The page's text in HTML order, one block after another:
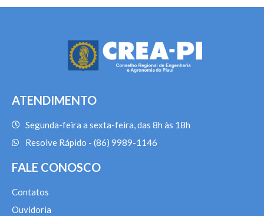
ATENDIMENTO
Segunda-feira a sexta-feira, das 8h às 18h
Resolve Rápido - (86) 9989-1146
FALE CONOSCO
Contatos
Ouvidoria